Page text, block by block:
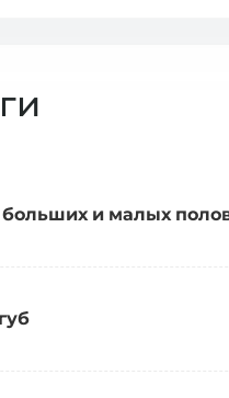
и малых